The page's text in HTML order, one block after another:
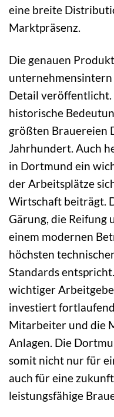
eine breite
Marktpräsenz.
Die genauen
Detail veröffentlicht.
historische
größten Brauereien
Jahrhundert. Auch
in Dortmund ein
der Arbeitsplätze
Wirtschaft beiträgt.
Gärung, die Reifung
einem modernen
höchsten
Standards
wichtiger
investiert
Mitarbeiter und die
Anlagen. Die
somit nicht nur für
auch für eine
leistungsfähige